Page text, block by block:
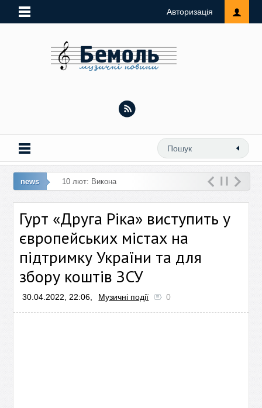
Авторизація
news 10 лют: Виконавиця ремейку «Любий,
Гурт «Друга Ріка» виступить у
європейських містах на
підтримку України та для
збору коштів ЗСУ
30.04.2022, 22:06, Музичні події 0